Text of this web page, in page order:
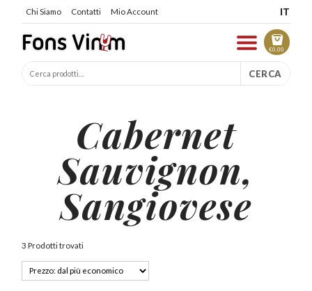
Chi Siamo Contatti Mio Account IT
€0.00
CERCA
Cabernet
Sauvignon,
Sangiovese
3 Prodotti trovati